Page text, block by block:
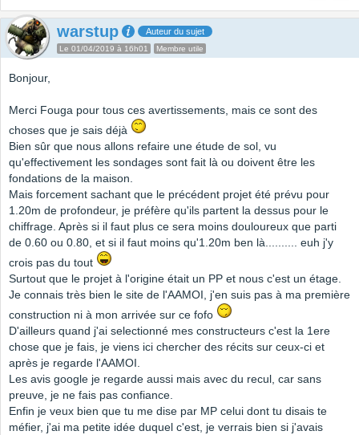
warstup Auteur du sujet
Le 01/04/2019 à 16h01 Membre utile
Bonjour,
Merci Fouga pour tous ces avertissements, mais ce sont des
choses que je sais déjà
Bien sûr que nous allons refaire une étude de sol, vu
qu'effectivement les sondages sont fait là ou doivent être les
fondations de la maison.
Mais forcement sachant que le précédent projet été prévu pour
1.20m de profondeur, je préfère qu'ils partent la dessus pour le
chiffrage. Après si il faut plus ce sera moins douloureux que parti
de 0.60 ou 0.80, et si il faut moins qu'1.20m ben là.......... euh j'y
crois pas du tout
Surtout que le projet à l'origine était un PP et nous c'est un étage.
Je connais très bien le site de l'AAMOI, j'en suis pas à ma première
construction ni à mon arrivée sur ce fofo
D'ailleurs quand j'ai selectionné mes constructeurs c'est la 1ere
chose que je fais, je viens ici chercher des récits sur ceux-ci et
après je regarde l'AAMOI.
Les avis google je regarde aussi mais avec du recul, car sans
preuve, je ne fais pas confiance.
Enfin je veux bien que tu me dise par MP celui dont tu disais te
méfier, j'ai ma petite idée duquel c'est, je verrais bien si j'avais